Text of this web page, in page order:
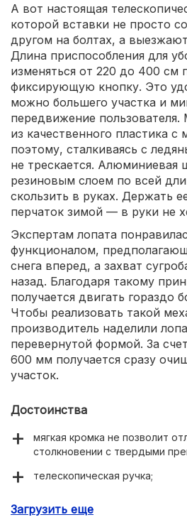
А вот настоящая
которой вставки не просто
другом на болтах, а
Длина приспособления для
изменяться от 220 до 400 см
фиксирующую кнопку. Это
можно большего участка и
передвижение
из качественного пластика с
поэтому, сталкиваясь с
не трескается. Алюминиевая
резиновым слоем по всей
скользить в руках. Держать
перчаток зимой — в руки не
Экспертам лопата
функционалом,
снега вперед, а захват
назад. Благодаря такому
получается двигать гораздо
Чтобы реализовать такой
производитель наделили
перевернутой формой. За
600 мм получается сразу
участок.
Достоинства
мягкая кромка не позволит
столкновении с твердыми
телескопическая ручка;
Загрузить еще